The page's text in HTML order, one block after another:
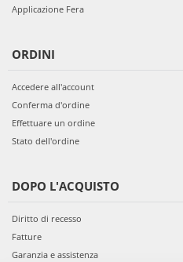
Applicazione Fera
ORDINI
Accedere all'account
Conferma d'ordine
Effettuare un ordine
Stato dell'ordine
DOPO L'ACQUISTO
Diritto di recesso
Fatture
Garanzia e assistenza